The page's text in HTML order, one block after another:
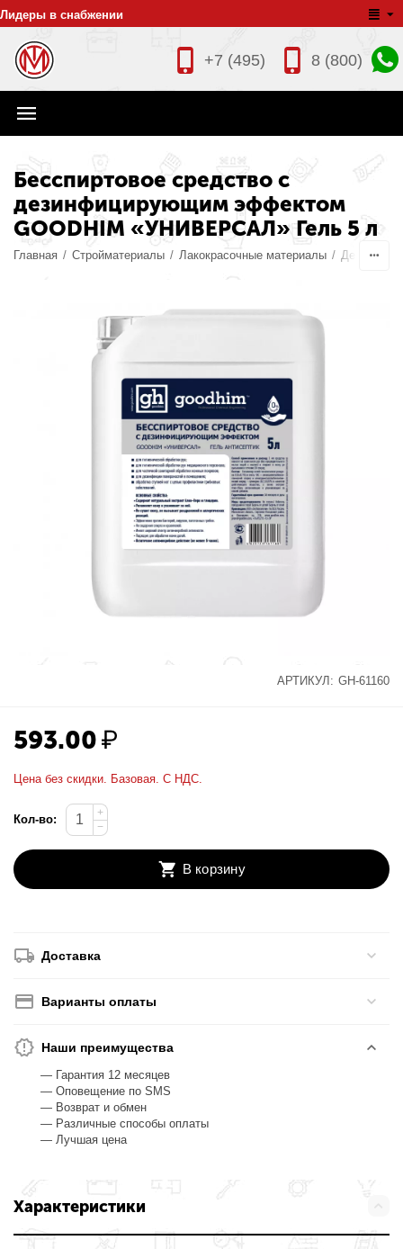
Лидеры в снабжении
8 (800)
+7 (495)
Бесспиртовое средство с
дезинфицирующим эффектом
GOODHIM «УНИВЕРСАЛ» Гель 5 л
Главная / Стройматериалы / Лакокрасочные материалы /
АРТИКУЛ: GH-61160
593.00₽
Цена без скидки. Базовая. С НДС.
Кол-во:
+
−
В корзину
Доставка
Варианты оплаты
Наши преимущества
— Гарантия 12 месяцев
— Оповещение по SMS
— Возврат и обмен
— Различные способы оплаты
— Лучшая цена
Характеристики